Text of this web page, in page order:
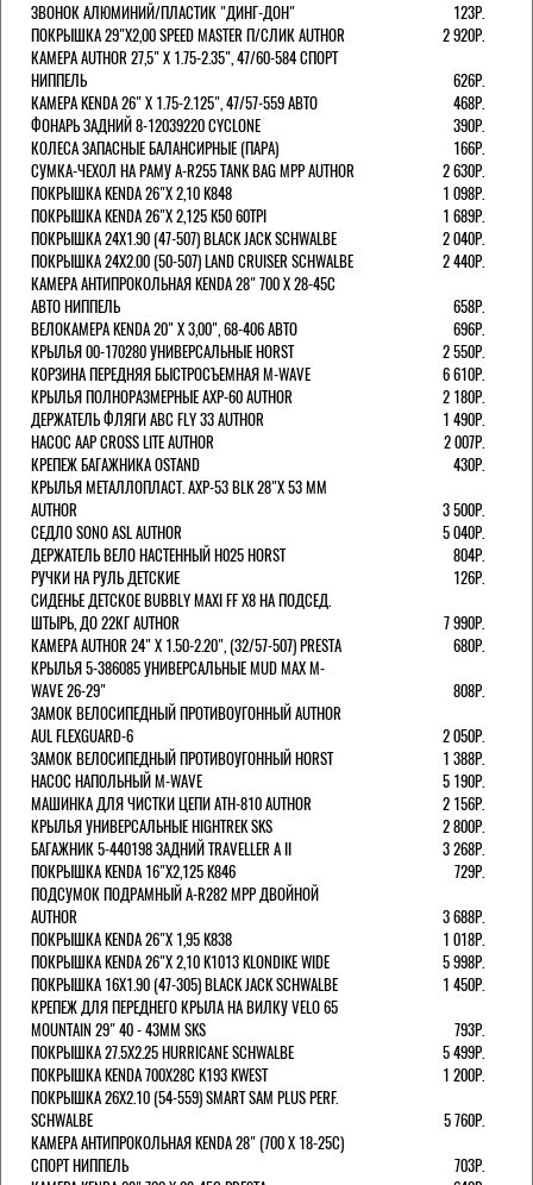
ЗВОНОК АЛЮМИНИЙ/ПЛАСТИК "ДИНГ-ДОН"
123Р.
ПОКРЫШКА 29"Х2,00 SPEED MASTER П/СЛИК AUTHOR
2 920Р.
КАМЕРА AUTHOR 27,5" Х 1.75-2.35", 47/60-584 СПОРТ
НИППЕЛЬ
626Р.
КАМЕРА KENDA 26" Х 1.75-2.125", 47/57-559 АВТО
468Р.
ФОНАРЬ ЗАДНИЙ 8-12039220 CYCLONE
390Р.
КОЛЕСА ЗАПАСНЫЕ БАЛАНСИРНЫЕ (ПАРА)
166Р.
CУМКА-ЧЕХОЛ НА РАМУ A-R255 TANK BAG MPP AUTHOR
2 630Р.
ПОКРЫШКА KENDA 26"Х 2,10 K848
1 098Р.
ПОКРЫШКА KENDA 26"Х 2,125 K50 60TPI
1 689Р.
ПОКРЫШКА 24X1.90 (47-507) BLACK JACK SCHWALBE
2 040Р.
ПОКРЫШКА 24X2.00 (50-507) LAND CRUISER SCHWALBE
2 440Р.
КАМЕРА АНТИПРОКОЛЬНАЯ KENDA 28" 700 Х 28-45C
АВТО НИППЕЛЬ
658Р.
ВЕЛОКАМЕРА KENDA 20" Х 3,00", 68-406 АВТО
696Р.
КРЫЛЬЯ 00-170280 УНИВЕРСАЛЬНЫЕ HORST
2 550Р.
КОРЗИНА ПЕРЕДНЯЯ БЫСТРОСЪЕМНАЯ M-WAVE
6 610Р.
КРЫЛЬЯ ПОЛНОРАЗМЕРНЫЕ AXP-60 AUTHOR
2 180Р.
ДЕРЖАТЕЛЬ ФЛЯГИ АВС FLY 33 AUTHOR
1 490Р.
НАСОС AAP CROSS LITE AUTHOR
2 007Р.
КРЕПЕЖ БАГАЖНИКА OSTAND
430Р.
КРЫЛЬЯ МЕТАЛЛОПЛАСТ. AXP-53 BLK 28"Х 53 ММ
AUTHOR
3 500Р.
СЕДЛО SONO ASL AUTHOR
5 040Р.
ДЕРЖАТЕЛЬ ВЕЛО НАСТЕННЫЙ H025 HORST
804Р.
РУЧКИ НА РУЛЬ ДЕТСКИЕ
126Р.
СИДЕНЬЕ ДЕТСКОЕ BUBBLY MAXI FF X8 НА ПОДСЕД.
ШТЫРЬ, ДО 22КГ AUTHOR
7 990Р.
КАМЕРА AUTHOR 24" Х 1.50-2.20", (32/57-507) PRESTA
680Р.
КРЫЛЬЯ 5-386085 УНИВЕРСАЛЬНЫЕ MUD MAX M-
WAVE 26-29"
808Р.
ЗАМОК ВЕЛОСИПЕДНЫЙ ПРОТИВОУГОННЫЙ AUTHOR
AUL FLEXGUARD-6
2 050Р.
ЗАМОК ВЕЛОСИПЕДНЫЙ ПРОТИВОУГОННЫЙ HORST
1 388Р.
НАСОС НАПОЛЬНЫЙ M-WAVE
5 190Р.
МАШИНКА ДЛЯ ЧИСТКИ ЦЕПИ ATH-810 AUTHOR
2 156Р.
КРЫЛЬЯ УНИВЕРСАЛЬНЫЕ HIGHTREK SKS
2 800Р.
БАГАЖНИК 5-440198 ЗАДНИЙ TRAVELLER A II
3 268Р.
ПОКРЫШКА KENDA 16"Х2,125 K846
729Р.
ПОДСУМОК ПОДРАМНЫЙ A-R282 MPP ДВОЙНОЙ
AUTHOR
3 688Р.
ПОКРЫШКА KENDA 26"Х 1,95 K838
1 018Р.
ПОКРЫШКА KENDA 26"Х 2,10 K1013 KLONDIKE WIDE
5 998Р.
ПОКРЫШКА 16X1.90 (47-305) BLACK JACK SCHWALBE
1 450Р.
КРЕПЕЖ ДЛЯ ПЕРЕДНЕГО КРЫЛА НА ВИЛКУ VELO 65
MOUNTAIN 29" 40 - 43ММ SKS
793Р.
ПОКРЫШКА 27.5X2.25 HURRICANE SCHWALBE
5 499Р.
ПОКРЫШКА KENDA 700Х28С K193 KWEST
1 200Р.
ПОКРЫШКА 26X2.10 (54-559) SMART SAM PLUS PERF.
SCHWALBE
5 760Р.
КАМЕРА АНТИПРОКОЛЬНАЯ KENDA 28" (700 Х 18-25C)
СПОРТ НИППЕЛЬ
703Р.